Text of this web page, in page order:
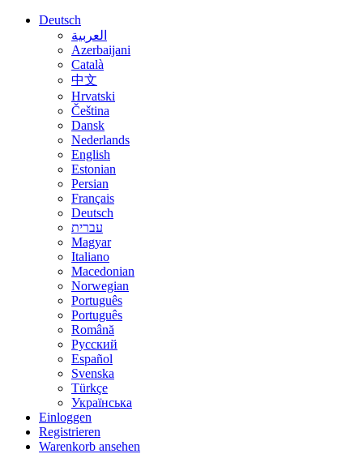
Deutsch
العربية
Azerbaijani
Català
中文
Hrvatski
Čeština
Dansk
Nederlands
English
Estonian
Persian
Français
Deutsch
עברית
Magyar
Italiano
Macedonian
Norwegian
Português
Português
Română
Русский
Español
Svenska
Türkçe
Українська
Einloggen
Registrieren
Warenkorb ansehen